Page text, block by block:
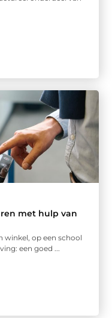
met hulp van
winkel, op een school
een goed ...